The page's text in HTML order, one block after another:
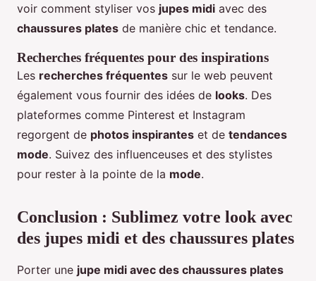
voir comment styliser vos jupes midi avec des
chaussures plates de manière chic et tendance.
Recherches fréquentes pour des inspirations
Les recherches fréquentes sur le web peuvent
également vous fournir des idées de looks. Des
plateformes comme Pinterest et Instagram
regorgent de photos inspirantes et de tendances
mode. Suivez des influenceuses et des stylistes
pour rester à la pointe de la mode.
Conclusion : Sublimez votre look avec
des jupes midi et des chaussures plates
Porter une jupe midi avec des chaussures plates